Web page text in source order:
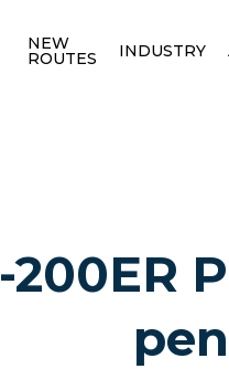
NEW
ROUTES INDUSTRY
200ER